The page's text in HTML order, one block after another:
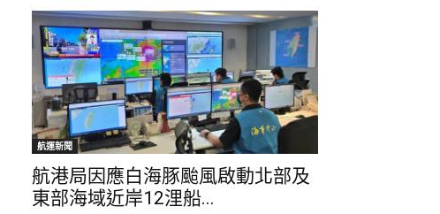
航運新聞
航港局因應白海豚颱風啟動北部及
東部海域近岸12浬船...